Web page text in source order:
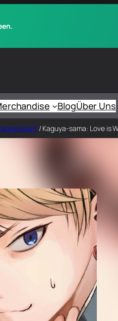
BlogÜber Uns
/ Kaguya-sama: Love is